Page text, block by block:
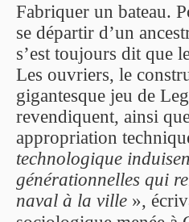
Fabriquer un bateau.
se départir d’un
s’est toujours dit que
Les ouvriers, le
gigantesque jeu de
revendiquent, ainsi
appropriation
technologique
générationnelles qui
naval à la ville »,